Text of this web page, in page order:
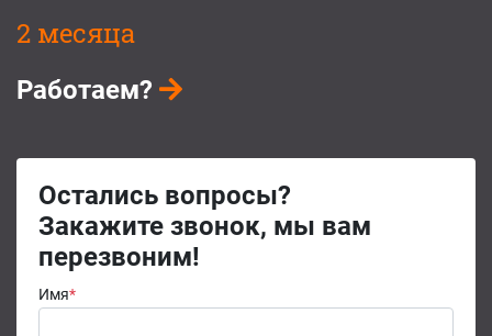
2 месяца
Работаем?
Остались вопросы?
Закажите звонок, мы вам
перезвоним!
Имя*